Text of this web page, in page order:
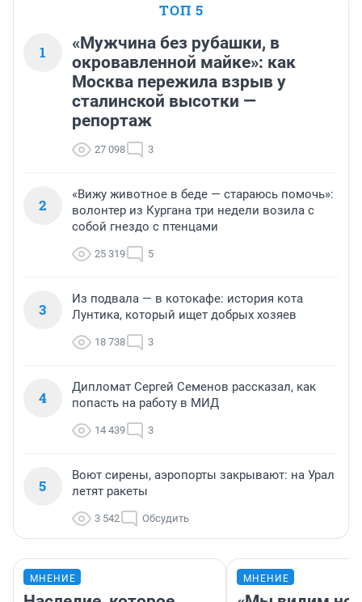
ТОП 5
1
«Мужчина без рубашки, в
окровавленной майке»: как
Москва пережила взрыв у
сталинской высотки —
репортаж
27 098 3
2
«Вижу животное в беде — стараюсь помочь»:
волонтер из Кургана три недели возила с
собой гнездо с птенцами
25 319 5
3
Из подвала — в котокафе: история кота
Лунтика, который ищет добрых хозяев
18 738 3
4
Дипломат Сергей Семенов рассказал, как
попасть на работу в МИД
14 439 3
5
Воют сирены, аэропорты закрывают: на Урал
летят ракеты
3 542 Обсудить
МНЕНИЕ МНЕНИЕ